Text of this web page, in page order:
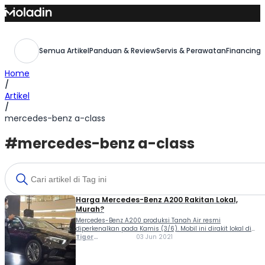
Skip
to
Semua ArtikelPanduan & ReviewServis & Perawatan
Home
/
Artikel
/
mercedes-benz a-class
#mercedes-benz a-class
Harga Mercedes-Benz A200 Rakitan Lokal,
Murah?
Mercedes-Benz A200 produksi Tanah Air resmi
diperkenalkan pada Kamis (3/6). Mobil ini dirakit lokal di
pabrik Mercedes-Benz di Wanaherang, Bogor, Jawa barat.
Tigor
03 Jun 2021